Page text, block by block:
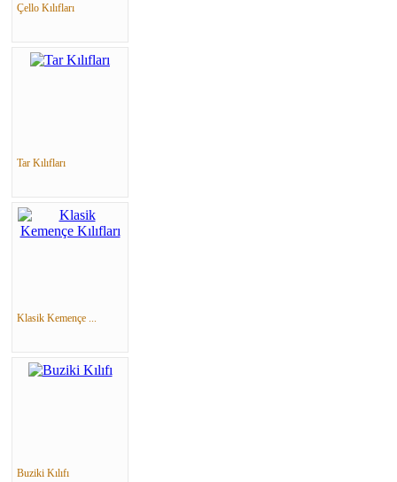
Çello Kılıfları
Tar Kılıfları
Klasik Kemençe ...
Buziki Kılıfı